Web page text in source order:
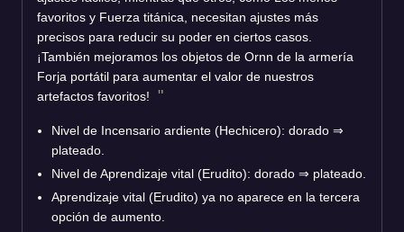
favoritos y Fuerza titánica, necesitan ajustes más
precisos para reducir su poder en ciertos casos.
¡También mejoramos los objetos de Ornn de la armería
Forja portátil para aumentar el valor de nuestros
artefactos favoritos!
Nivel de Incensario ardiente (Hechicero): dorado ⇒
plateado.
Nivel de Aprendizaje vital (Erudito): dorado ⇒ plateado.
Aprendizaje vital (Erudito) ya no aparece en la tercera
opción de aumento.